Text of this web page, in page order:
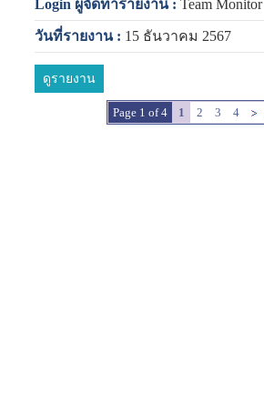
Login ผู้จัดทำรายงาน : Team Monitor
วันที่รายงาน : 15 ธันวาคม 2567
ดูรายงาน
Page 1 of 4 1 2 3 4